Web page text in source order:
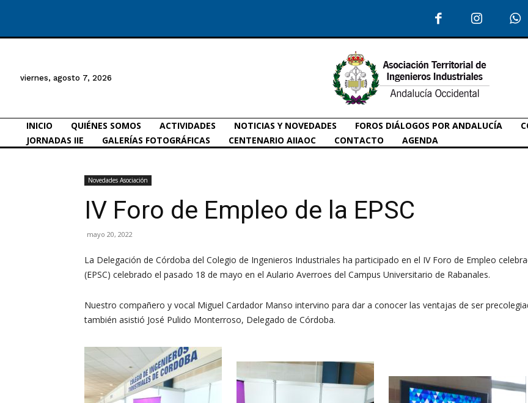
viernes, agosto 7, 2026
INICIO QUIÉNES SOMOS ACTIVIDADES NOTICIAS Y NOVEDADES FOROS DIÁLOGOS POR ANDALUCÍA
JORNADAS IIE
GALERÍAS FOTOGRÁFICAS CENTENARIO AIIAOC CONTACTO AGENDA
Novedades Asociación
IV Foro de Empleo de la EPSC
mayo 20, 2022
La Delegación de Córdoba del Colegio de Ingenieros Industriales ha participado en el IV Foro de Empleo
(EPSC) celebrado el pasado 18 de mayo en el Aulario Averroes del Campus Universitario de Rabanales.
Nuestro compañero y vocal Miguel Cardador Manso intervino para dar a conocer las ventajas de ser
también asistió José Pulido Monterroso, Delegado de Córdoba.